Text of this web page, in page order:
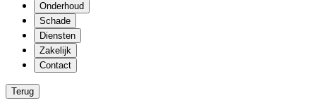
Onderhoud
Schade
Diensten
Zakelijk
Contact
Terug